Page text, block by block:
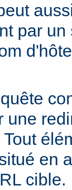
par
une
en
cible.